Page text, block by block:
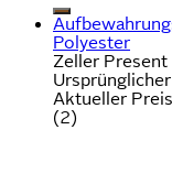
Polyester
Zeller Present
Aktueller Preis
(2)